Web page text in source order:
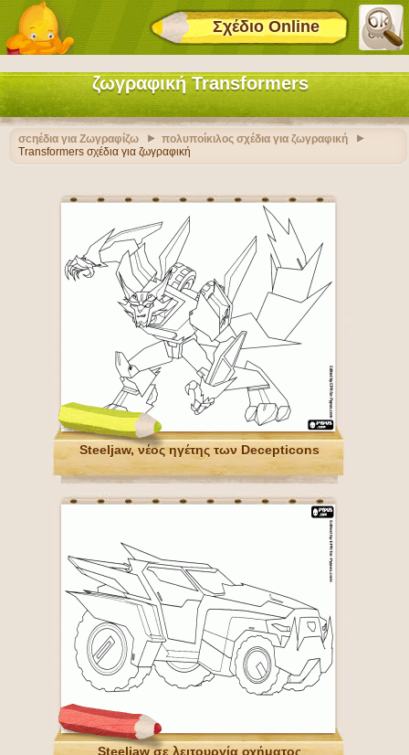
Σχέδιο Online
ζωγραφική Transformers
σcηέδια για Ζωγραφίζω
πολυποίκιλος σχέδια για ζωγραφική
Transformers σχέδια για ζωγραφική
Steeljaw, νέος ηγέτης των Decepticons
Steeljaw σε λειτουργία οχήματος